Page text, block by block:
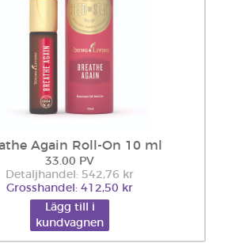
Again Roll-On 10 ml
33.00 PV
Detaljhandel: 542,76 kr
Grosshandel: 412,50 kr
Lägg till i
kundvagnen